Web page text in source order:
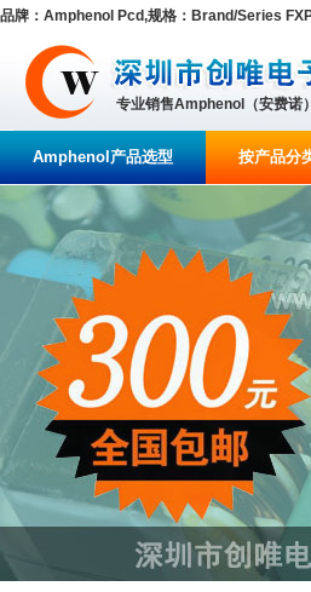
品牌：Amphenol Pcd,规格：Brand/Series
专业销售Amphenol（安费诺
Amphenol产品选型 按产品分